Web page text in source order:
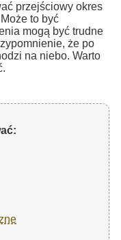
przejściowy okres
to być
mogą być trudne
że po
na niebo. Warto